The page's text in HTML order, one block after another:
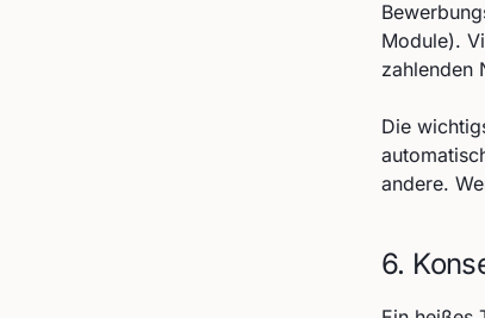
Module).
zahlenden
Die
andere.
6.